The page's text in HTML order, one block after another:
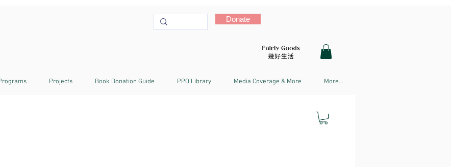
Donate
Projects Book Donation Guide PPO Library Media Coverage & More More...